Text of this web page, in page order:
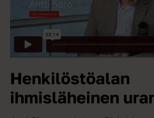
Henkilöstöalan
ihmisläheinen